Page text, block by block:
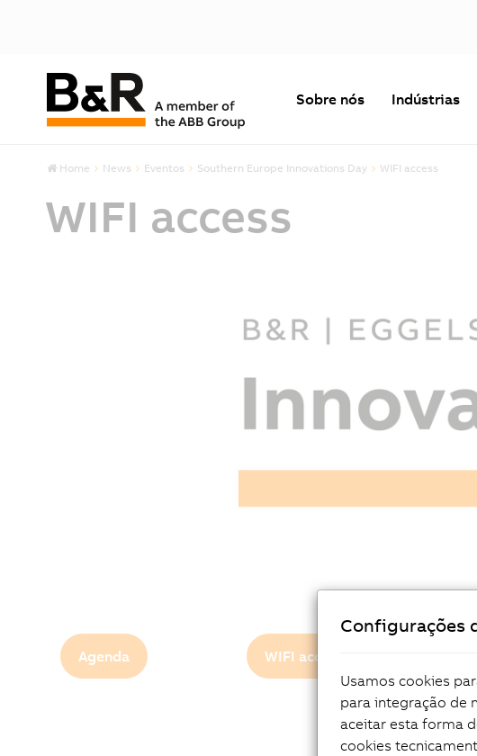
Sobre nós Indústrias
Home News Eventos Southern Europe Innovations Day WIFI access
WIFI access
Agenda WIFI access
Configurações
Usamos cookies
para integração de
aceitar esta forma
cookies